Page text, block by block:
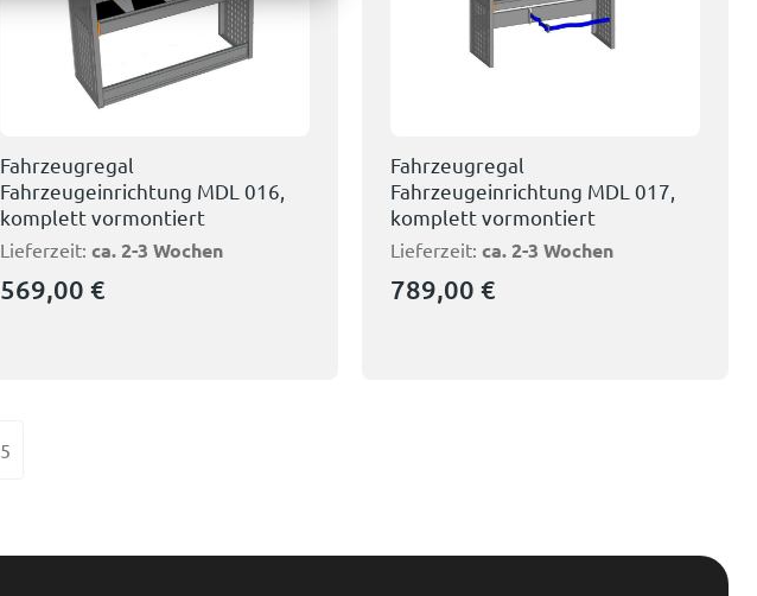
Fahrzeugregal
Fahrzeugeinrichtung MDL 016,
komplett vormontiert
Lieferzeit: ca. 2-3 Wochen
569,00 €
Fahrzeugregal
Fahrzeugeinrichtung MDL 017,
komplett vormontiert
Lieferzeit: ca. 2-3 Wochen
789,00 €
5